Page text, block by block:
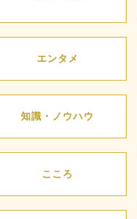
エンタメ
知識・ノウハウ
こころ